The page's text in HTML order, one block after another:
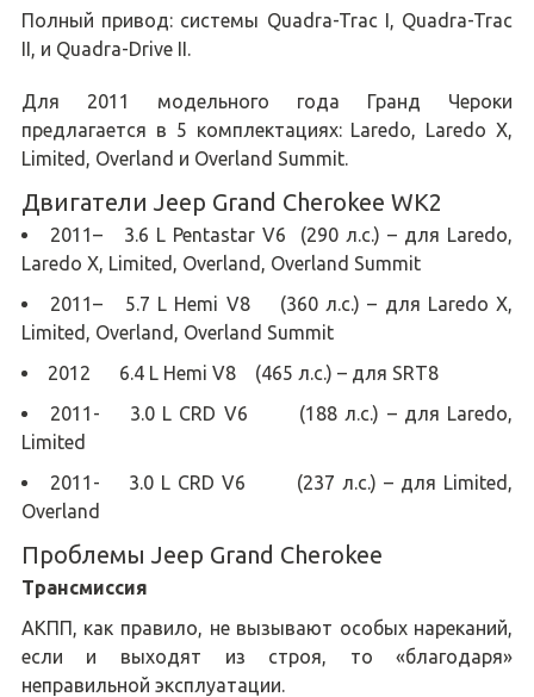
Полный привод: системы Quadra-Trac I, Quadra-Trac
II, и Quadra-Drive II.
Для 2011 модельного года Гранд Чероки
предлагается в 5 комплектациях: Laredo, Laredo X,
Limited, Overland и Overland Summit.
Двигатели Jeep Grand Cherokee WK2
2011– 3.6 L Pentastar V6 (290 л.с.) – для Laredo,
Laredo X, Limited, Overland, Overland Summit
2011– 5.7 L Hemi V8 (360 л.с.) – для Laredo X,
Limited, Overland, Overland Summit
2012 6.4 L Hemi V8 (465 л.с.) – для SRT8
2011- 3.0 L CRD V6 (188 л.с.) – для Laredo,
Limited
2011- 3.0 L CRD V6 (237 л.с.) – для Limited,
Overland
Проблемы Jeep Grand Cherokee
Трансмиссия
АКПП, как правило, не вызывают особых нареканий,
если и выходят из строя, то «благодаря»
неправильной эксплуатации.